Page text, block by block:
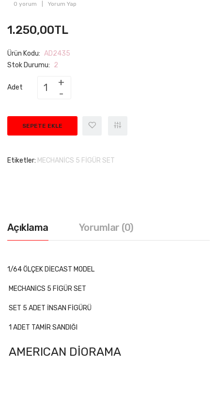
0 yorum Yorum Yap
1.250,00TL
Ürün Kodu: AD2435
Stok Durumu: 2
Adet
SEPETE EKLE
Etiketler: MECHANİCS 5 FİGÜR SET
Açıklama Yorumlar (0)
1/64 ÖLÇEK DİECAST MODEL
MECHANİCS 5 FİGÜR SET
SET 5 ADET İNSAN FİGÜRÜ
1 ADET TAMİR SANDIĞI
AMERICAN DİORAMA